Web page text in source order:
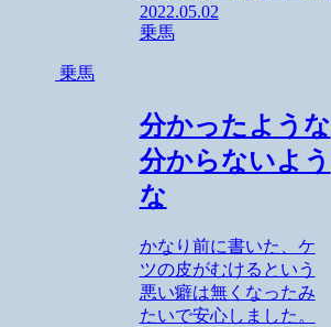
2022.05.02
乗馬
乗馬
分かったような
分からないよう
な
かなり前に書いた、ケ
ツの皮がむけるという
悪い癖は無くなったみ
たいで安心しました。